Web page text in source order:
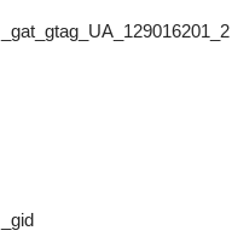
_gat_gtag_UA_129016201_2
_gid